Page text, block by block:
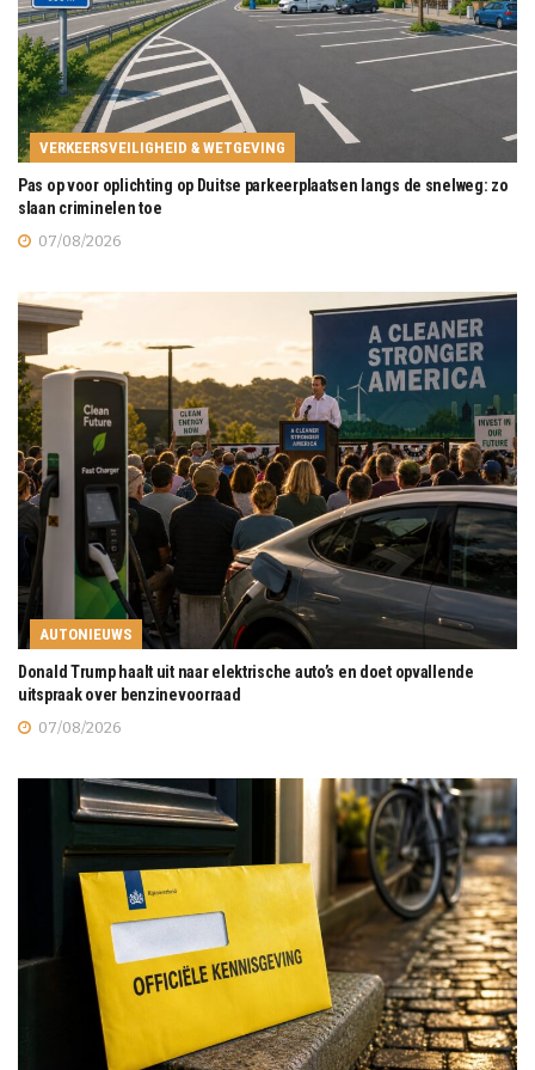
VERKEERSVEILIGHEID & WETGEVING
Pas op voor oplichting op Duitse parkeerplaatsen langs de snelweg: zo
slaan criminelen toe
07/08/2026
AUTONIEUWS
Donald Trump haalt uit naar elektrische auto’s en doet opvallende
uitspraak over benzinevoorraad
07/08/2026